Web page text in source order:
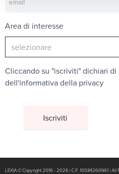
Area di interesse
Cliccando su "iscriviti" dichiari
dell'informativa della privacy
LEXIA © Copyright 2016 - 2026 | C.F. 10584260961 | All